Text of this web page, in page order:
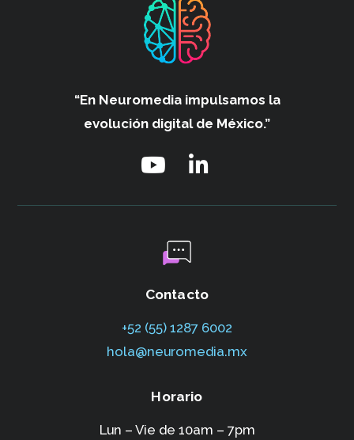
“En Neuromedia impulsamos la
evolución digital de México.”
Contacto
+52 (55) 1287 6002‬
hola@neuromedia.mx
Horario
Lun – Vie de 10am – 7pm